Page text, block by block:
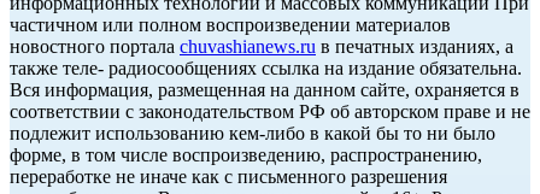
частичном или полном воспроизведении материалов
новостного портала chuvashianews.ru в печатных изданиях, а
также теле- радиосообщениях ссылка на издание обязательна.
Вся информация, размещенная на данном сайте, охраняется в
соответствии с законодательством РФ об авторском праве и не
подлежит использованию кем-либо в какой бы то ни было
форме, в том числе воспроизведению, распространению,
переработке не иначе как с письменного разрешения